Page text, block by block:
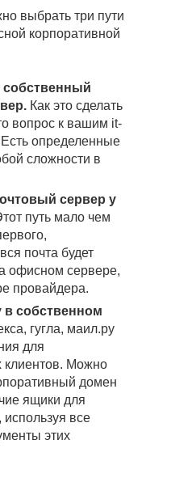
выбрать три пути
корпоративной
собственный
Как это сделать
вопрос к вашим it-
определенные
сложности в
сервер у
путь мало чем
почта будет
офисном сервере,
провайдера.
в собственном
гугла, маил.ру
для
клиентов. Можно
домен
ящики для
используя все
этих